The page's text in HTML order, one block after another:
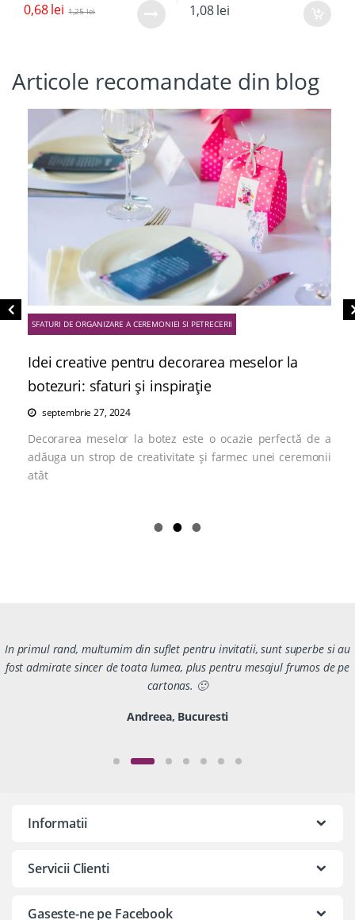
0,68lei 1,25lei 1,08lei
Articole recomandate din blog
SFATURI DE ORGANIZARE A CEREMONIEI SI PETRECERII
Idei creative pentru decorarea meselor la
botezuri: sfaturi și inspirație
septembrie 27, 2024
Decorarea meselor la botez este o ocazie perfectă de a
adăuga un strop de creativitate și farmec unei ceremonii
atât
In primul rand, multumim din suflet pentru invitatii, sunt superbe si au
fost admirate sincer de toata lumea, plus pentru mesajul frumos de pe
cartonas. 🙂
Andreea, Bucuresti
Informatii
Servicii Clienti
Gaseste-ne pe Facebook